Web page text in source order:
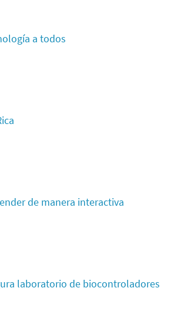
a todos
de manera interactiva
laboratorio de biocontroladores